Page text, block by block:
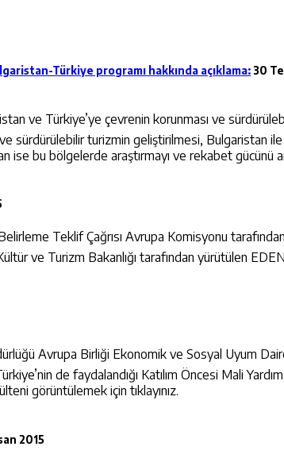
Türkiye programı hakkında açıklama: 30
ve Türkiye’ye çevrenin korunması ve
sürdürülebilir turizmin geliştirilmesi, Bulgaristan
ise bu bölgelerde araştırmayı ve rekabet
Belirleme Teklif Çağrısı Avrupa Komisyonu
ve Turizm Bakanlığı tarafından yürütülen
Avrupa Birliği Ekonomik ve Sosyal Uyum
de faydalandığı Katılım Öncesi Mali
görüntülemek için tıklayınız.
2015